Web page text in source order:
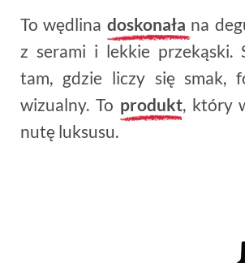
To wędlina doskonała na
z serami i lekkie przekąski.
tam, gdzie liczy się smak,
wizualny. To produkt, który
nutę luksusu.